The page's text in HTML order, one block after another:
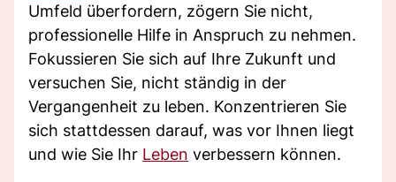
Umfeld überfordern, zögern Sie nicht,
professionelle Hilfe in Anspruch zu nehmen.
Fokussieren Sie sich auf Ihre Zukunft und
versuchen Sie, nicht ständig in der
Vergangenheit zu leben. Konzentrieren Sie
sich stattdessen darauf, was vor Ihnen liegt
und wie Sie Ihr Leben verbessern können.